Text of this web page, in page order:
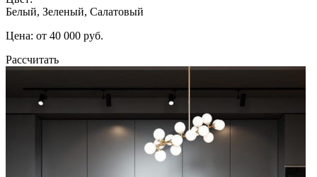
Белый, Зеленый, Салатовый
Цена: от 40 000 руб.
Рассчитать